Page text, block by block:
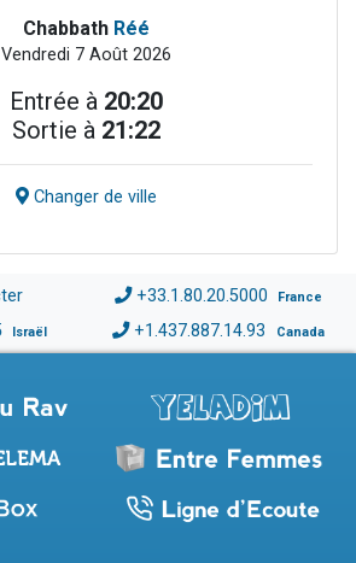
Chabbath Réé
Vendredi 7 Août 2026
Entrée à 20:20
Sortie à 21:22
Changer de ville
+33.1.80.20.5000 France
Israël +1.437.887.14.93 Canada